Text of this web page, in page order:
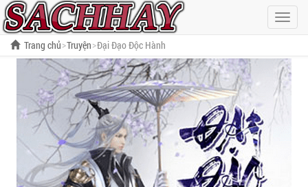
Hiện
menu
Trang chủ Truyện Đại Đạo Độc Hành